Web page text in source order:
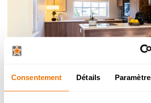
Consentement Détails
Actions &
équipées